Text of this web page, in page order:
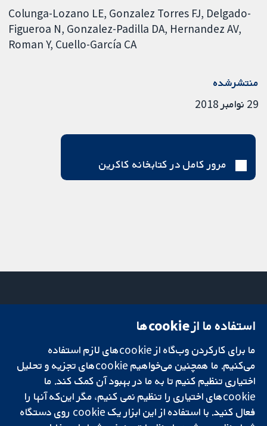
Colunga-Lozano LE Gonzalez Torres FJ Delgado-
Figueroa N Gonzalez-Padilla DA Hernandez AV
Roman Y Cuello-García CA
منتشرشده
29 نوامبر 2018
مرور کامل در کتابخانه کاکرین
تحقیقات قابل
اعتماد.
تصمیم‌گیری آگاهانه.
سلامت بهتر.
میدان کاوندیش
لندن
W1G 0AN
بریتانیا
دفتر رسانه‌ای
درباره ما
فرصت‌های
شغلی
Cochrane
Library
استفاده ما از cookie‌ها
ما برای کارکردن وب‌گاه از cookie‌های لازم استفاده
می‌کنیم. ما همچنین می‌خواهیم cookie‌های تجزیه و تحلیل
اختیاری تنظیم کنیم تا به ما در بهبود آن کمک کند. ما
cookie‌های اختیاری را تنظیم نمی کنیم، مگر این‌که آنها را
فعال کنید. با استفاده از این ابزار یک cookie‌ روی دستگاه